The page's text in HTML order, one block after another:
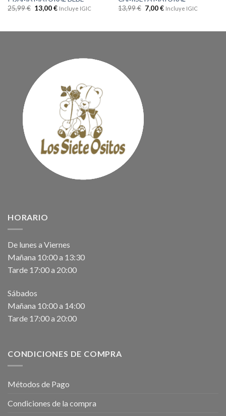
25,99€ 13,00€ Incluye IGIC
13,99€ 7,00€ Incluye IGIC
HORARIO
De lunes a Viernes
Mañana 10:00 a 13:30
Tarde 17:00 a 20:00
Sábados
Mañana 10:00 a 14:00
Tarde 17:00 a 20:00
CONDICIONES DE COMPRA
Métodos de Pago
Condiciones de la compra